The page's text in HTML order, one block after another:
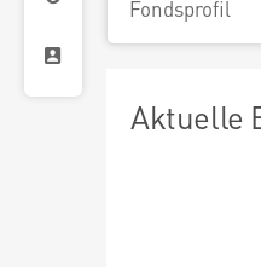
Fondsprofil
Aktuelle